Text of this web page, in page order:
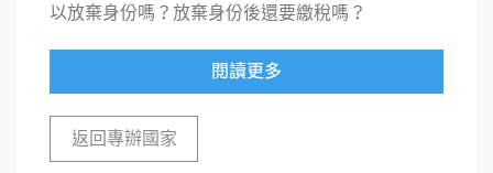
以放棄身份嗎？放棄身份後還要繳稅嗎？
閱讀更多
返回專辦國家